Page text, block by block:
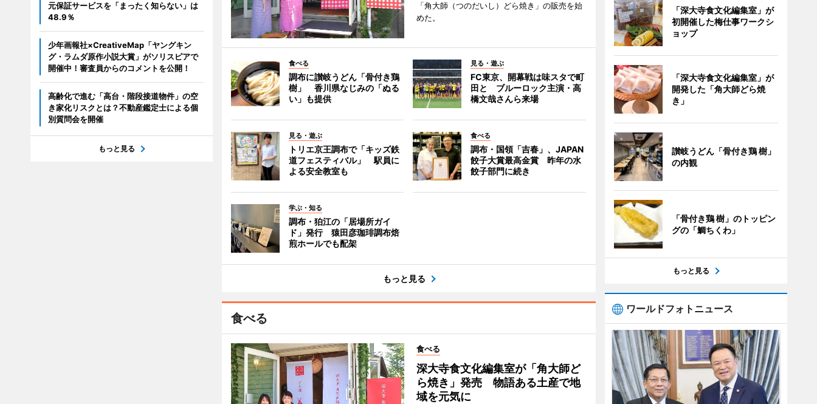
「角大師（つのだいし）どら焼き」の販売を始
めた。
食べる
調布に讃岐うどん「骨付き鶏
樹」 香川県なじみの「ぬる
い」も提供
見る・遊ぶ
FC東京、開幕戦は味スタで町
田と ブルーロック主演・高
橋文哉さんら来場
見る・遊ぶ
トリエ京王調布で「キッズ鉄
道フェスティバル」 駅員に
よる安全教室も
食べる
調布・国領「吉春」、JAPAN
餃子大賞最高金賞 昨年の水
餃子部門に続き
学ぶ・知る
調布・狛江の「居場所ガイ
ド」発行 猿田彦珈琲調布焙
煎ホールでも配架
もっと見る
食べる
食べる
深大寺食文化編集室が「角大師ど
ら焼き」発売 物語ある土産で地
域を元気に
元保証サービスを「まったく知らない」は
48.9％
少年画報社×CreativeMap「ヤングキン
グ・ラムダ原作小説大賞」がソリスピアで
開催中！審査員からのコメントを公開！
高齢化で進む「高台・階段接道物件」の空
き家化リスクとは？不動産鑑定士による個
別質問会を開催
もっと見る
「深大寺食文化編集室」が
初開催した梅仕事ワークシ
ョップ
「深大寺食文化編集室」が
開発した「角大師どら焼
き」
讃岐うどん「骨付き鶏 樹」
の内観
「骨付き鶏 樹」のトッピン
グの「鯛ちくわ」
もっと見る
ワールドフォトニュース